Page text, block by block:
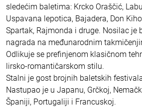
sledećim baletima: Krcko Oraščić,
Uspavana lepotica, Bajadera, Don
Spartak, Rajmonda i druge. Nosilac je
nagrada na međunarodnim
Odlikuje se prefinjenom klasičnom
lirsko-romantičarskom stilu.
Stalni je gost brojnih baletskih
Nastupao je u Japanu, Grčkoj,
Španiji, Portugaliji i Francuskoj.